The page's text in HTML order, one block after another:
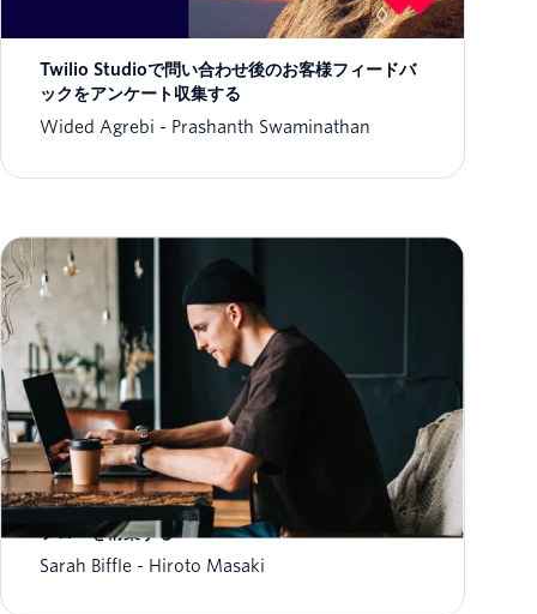
Twilio Studioで問い合わせ後のお客様フィードバ
ックをアンケート収集する
Wided Agrebi
Prashanth Swaminathan
Twilio Studioを利用し、コーディングなしでIVR
フローを構築する
Sarah Biffle
Hiroto Masaki